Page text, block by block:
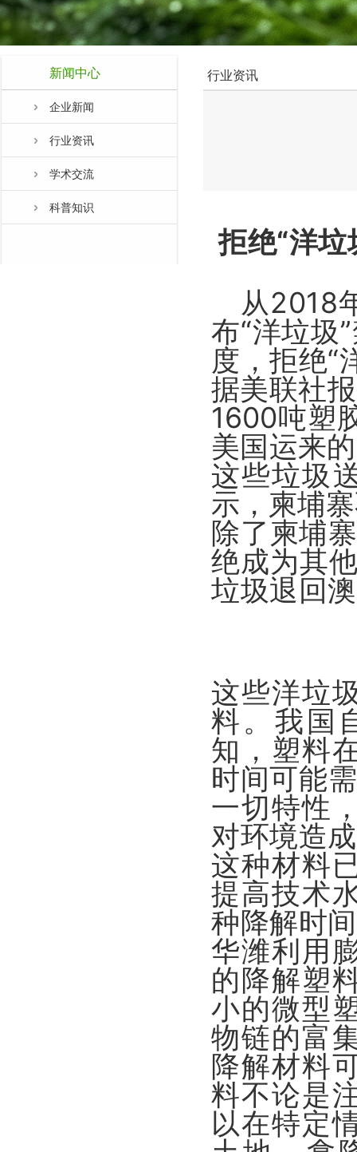
新闻中心
企业新闻
行业资讯
学术交流
科普知识
行业资讯
拒绝“洋垃
从2018
布“洋垃圾
度，拒绝“
据美联社
1600吨塑
美国运来
这些垃圾
示，柬埔
除了柬埔
绝成为其
垃圾退回
这些洋垃
料。我国
知，塑料
时间可能
一切特性
对环境造
这种材料
提高技术
种降解时
华潍利用
的降解塑
小的微型
物链的富
降解材料
料不论是
以在特定